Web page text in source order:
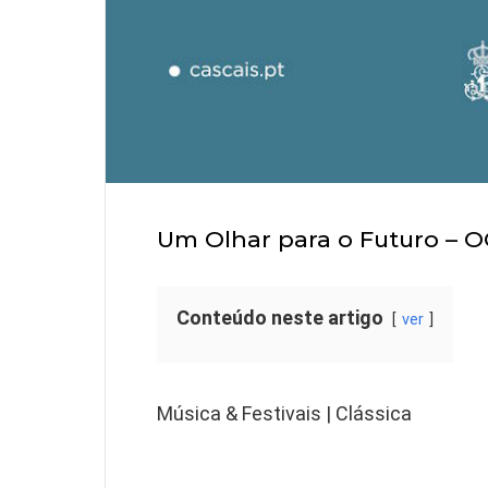
Um Olhar para o Futuro –
Conteúdo neste artigo ver
Música & Festivais | Clássica